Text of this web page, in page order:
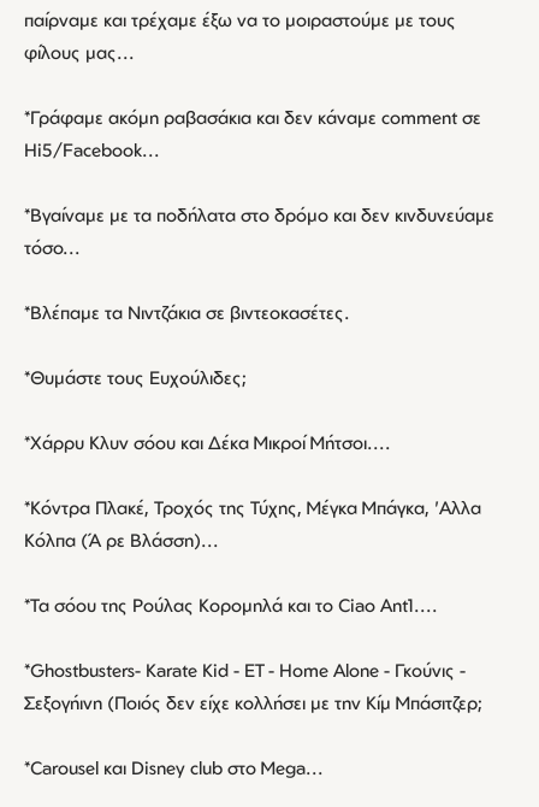
παίρναμε και τρέχαμε έξω να το μοιραστούμε με τους
φίλους μας...
*Γράφαμε ακόμη ραβασάκια και δεν κάναμε comment σε
Hi5/Facebook...
*Βγαίναμε με τα ποδήλατα στο δρόμο και δεν κινδυνεύαμε
τόσο...
*Βλέπαμε τα Νιντζάκια σε βιντεοκασέτες.
*Θυμάστε τους Ευχούλιδες;
*Χάρρυ Κλυν σόου και Δέκα Μικροί Μήτσοι....
*Κόντρα Πλακέ, Τροχός της Τύχης, Μέγκα Μπάγκα, 'Αλλα
Κόλπα (Ά ρε Βλάσση)...
*Τα σόου της Ρούλας Κορομηλά και το Ciao Ant1....
*Ghostbusters- Karate Kid - ET - Home Alone - Γκούνις -
Σεξογήινη (Ποιός δεν είχε κολλήσει με την Κίμ Μπάσιτζερ;
*Carousel και Disney club στο Mega...